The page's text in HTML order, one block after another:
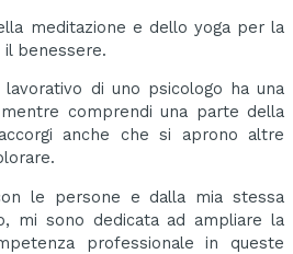
meditazione e dello yoga per la
il benessere.
di uno psicologo ha una
comprendi una parte della
anche che si aprono altre
le persone e dalla mia stessa
mi sono dedicata ad ampliare la
professionale in queste